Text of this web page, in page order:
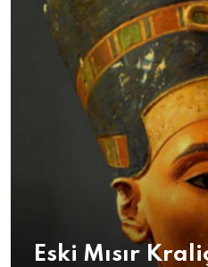
Eski Mısır